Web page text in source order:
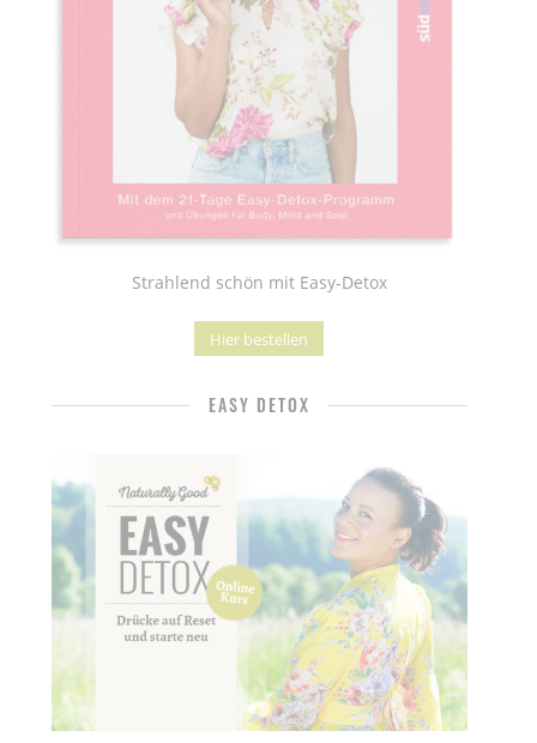
Strahlend schön mit Easy-Detox
Hier bestellen
EASY DETOX